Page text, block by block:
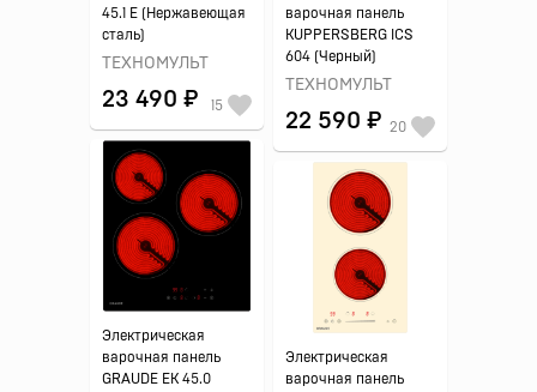
45.1 E (Нержавеющая
сталь)
ТЕХНОМУЛЬТ
23 490 ₽ 15
варочная панель
KUPPERSBERG ICS
604 (Черный)
ТЕХНОМУЛЬТ
22 590 ₽ 20
Электрическая
варочная панель
GRAUDE EK 45.0
Электрическая
варочная панель